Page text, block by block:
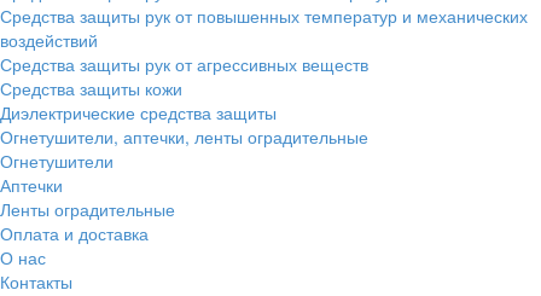
Средства защиты рук от повышенных температур и механических
воздействий
Средства защиты рук от агрессивных веществ
Средства защиты кожи
Диэлектрические средства защиты
Огнетушители, аптечки, ленты оградительные
Огнетушители
Аптечки
Ленты оградительные
Оплата и доставка
О нас
Контакты